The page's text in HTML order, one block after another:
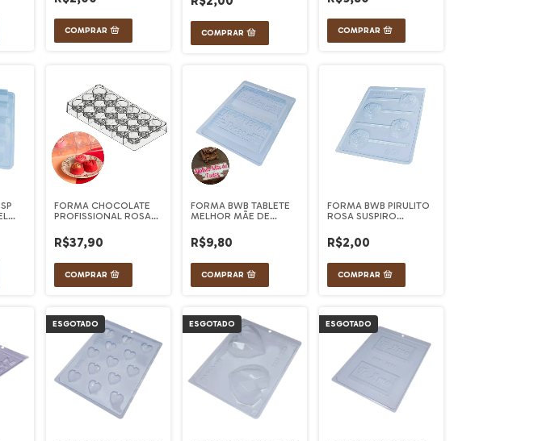
FORMA CHOCOLATE
PROFISSIONAL ROSA
R$37,90
FORMA BWB TABLETE
MELHOR MÃE DE
R$9,80
FORMA BWB PIRULITO
ROSA SUSPIRO
R$2,00
ESGOTADO ESGOTADO ESGOTADO